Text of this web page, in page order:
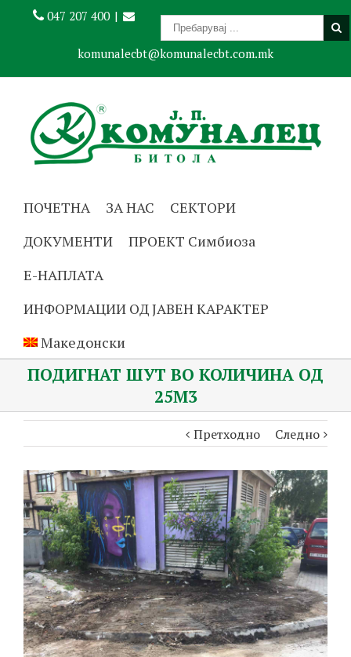
047 207 400 |
komunalecbt@komunalecbt.com.mk
ПОЧЕТНА ЗА НАС
СЕКТОРИ
ДОКУМЕНТИ
ПРОЕКТ Симбиоза
Е-НАПЛАТА
ИНФОРМАЦИИ ОД ЈАВЕН КАРАКТЕР
Македонски
ПОДИГНАТ ШУТ ВО КОЛИЧИНА ОД
25М3
Претходно Следно